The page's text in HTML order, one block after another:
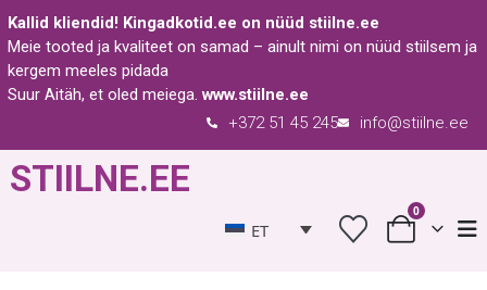
Kallid kliendid! Kingadkotid.ee on nüüd stiilne.ee
Meie tooted ja kvaliteet on samad – ainult nimi on nüüd stiilsem ja
kergem meeles pidada
Suur Aitäh, et oled meiega.www.stiilne.ee
info@stiilne.ee
+372 51 45 245
STIILNE.EE
ET
0